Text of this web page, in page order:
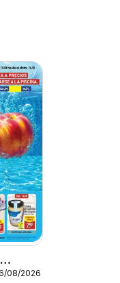
08/2026